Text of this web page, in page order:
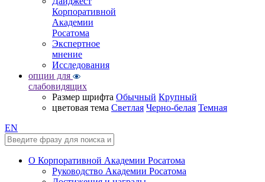
Корпоративной
Академии
Росатома
Экспертное
мнение
Исследования
опции для
слабовидящих
Размер шрифта Обычный Крупный
цветовая тема Светлая Черно-белая Темная
EN
О Корпоративной Академии Росатома
Руководство Академии Росатома